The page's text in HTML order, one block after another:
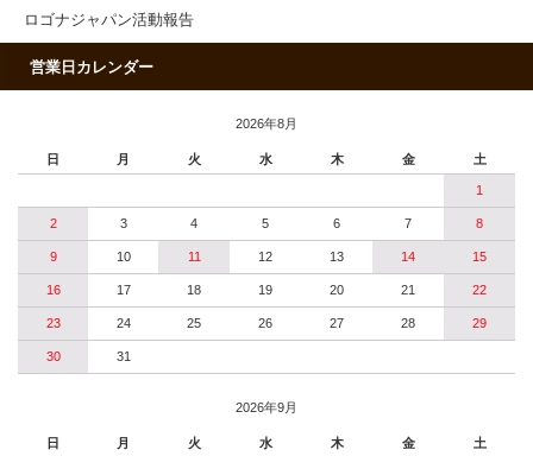
ロゴナジャパン活動報告
営業日カレンダー
2026年8月
日 月 火 水 木 金 土
1
2 3 4 5 6 7 8
9 10 11 12 13 14 15
16 17 18 19 20 21 22
23 24 25 26 27 28 29
30 31
2026年9月
日 月 火 水 木 金 土